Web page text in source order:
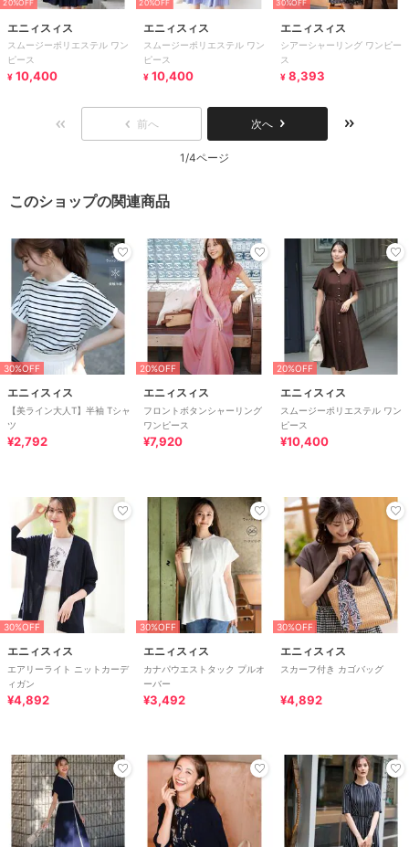
20%OFF
エニィスィス
スムージーポリエステル ワン
ピース
¥ 10,400
20%OFF
エニィスィス
スムージーポリエステル ワン
ピース
¥ 10,400
30%OFF
エニィスィス
シアーシャーリング ワンピー
ス
¥ 8,393
前へ 次へ
1/4ページ
このショップの関連商品
30%OFF
エニィスィス
【美ライン大人T】半袖 Tシャ
ツ
¥2,792
20%OFF
エニィスィス
フロントボタンシャーリング
ワンピース
¥7,920
20%OFF
エニィスィス
スムージーポリエステル ワン
ピース
¥10,400
30%OFF
エニィスィス
エアリーライト ニットカーデ
ィガン
¥4,892
30%OFF
エニィスィス
カナパウエストタック プルオ
ーバー
¥3,492
30%OFF
エニィスィス
スカーフ付き カゴバッグ
¥4,892